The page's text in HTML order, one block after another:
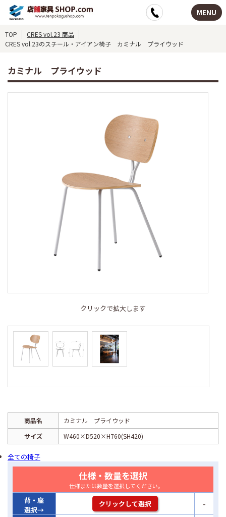
MENU
TOP
CRES vol.23 商品
CRES vol.23のスチール・アイアン椅子 カミナル プライウッド
カミナル プライウッド
クリックで拡大します
商品名
カミナル プライウッド
サイズ
W460×D520×H760(SH420)
全ての椅子
仕様・数量を選択
仕様または数量を選択してください。
背・座
選択→
クリックして選択 -